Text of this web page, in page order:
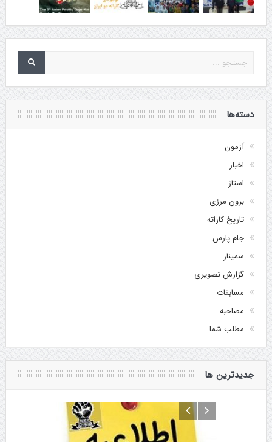
دسته‌ها
آزمون
اخبار
استاژ
برون مرزی
تاریخ کاراته
جام پارس
سمینار
گزارش تصویری
مسابقات
مصاحبه
مطلب شما
جدیدترین ها